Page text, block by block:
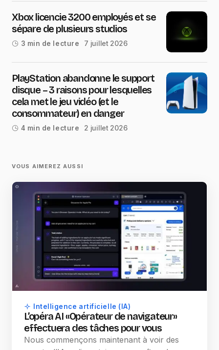
Xbox licencie 3200 employés et se
sépare de plusieurs studios
3 min de lecture 7 juillet 2026
PlayStation abandonne le support
disque – 3 raisons pour lesquelles
cela met le jeu vidéo (et le
consommateur) en danger
4 min de lecture 2 juillet 2026
VOUS AIMEREZ AUSSI
Intelligence artificielle (IA)
L’opéra AI «Opérateur de navigateur»
effectuera des tâches pour vous
Nous commençons maintenant à voir des